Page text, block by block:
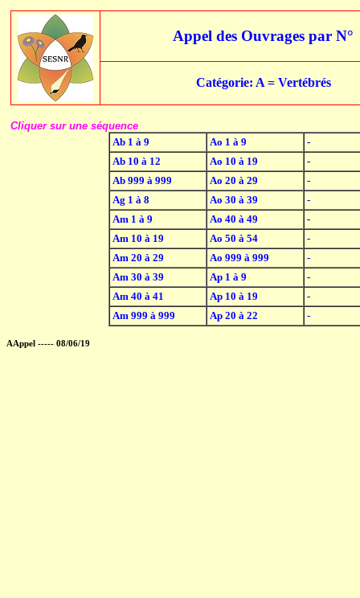
Appel des Ouvrages par N°
Catégorie: A = Vertébrés
Cliquer sur une séquence
Ab 1 à 9
Ao 1 à 9
-
Ab 10 à 12
Ao 10 à 19
-
Ab 999 à 999
Ao 20 à 29
-
Ag 1 à 8
Ao 30 à 39
-
Am 1 à 9
Ao 40 à 49
-
Am 10 à 19
Ao 50 à 54
-
Am 20 à 29
Ao 999 à 999
-
Am 30 à 39
Ap 1 à 9
-
Am 40 à 41
Ap 10 à 19
-
Am 999 à 999
Ap 20 à 22 -
AAppel ----- 08/06/19